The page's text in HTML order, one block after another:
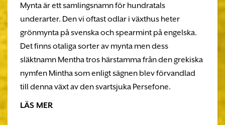
Mynta är ett samlingsnamn för hundratals
underarter. Den vi oftast odlar i växthus heter
grönmynta på svenska och spearmint på engelska.
Det finns otaliga sorter av mynta men dess
släktnamn Mentha tros härstamma från den grekiska
nymfen Mintha som enligt sägnen blev förvandlad
till denna växt av den svartsjuka Persefone.
LÄS MER